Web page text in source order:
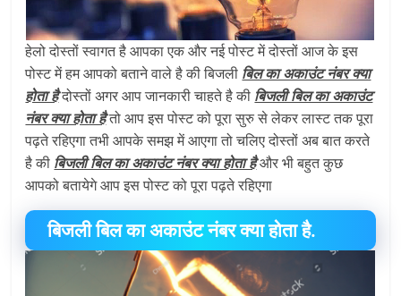
हेलो दोस्तों स्वागत है आपका एक और नई पोस्ट में दोस्तों आज के इस
पोस्ट में हम आपको बताने वाले है की बिजली बिल का अकाउंट नंबर क्या
होता हैदोस्तों अगर आप जानकारी चाहते है की बिजली बिल का अकाउंट
नंबर क्या होता हैतो आप इस पोस्ट को पूरा सुरु से लेकर लास्ट तक पूरा
पढ़ते रहिएगा तभी आपके समझ में आएगा तो चलिए दोस्तों अब बात करते
है की बिजली बिल का अकाउंट नंबर क्या होता हैऔर भी बहुत कुछ
आपको बतायेगे आप इस पोस्ट को पूरा पढ़ते रहिएगा
बिजली बिल का अकाउंट नंबर क्या होता है.